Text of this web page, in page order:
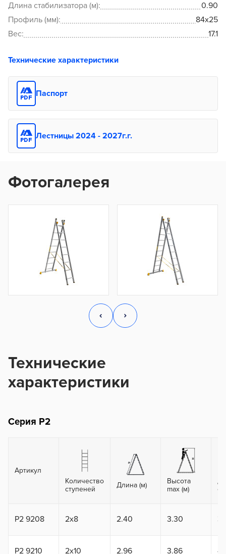
Длина стабилизатора (м):
0.90
Профиль (мм):
84x25
Вес:
17.1
Технические характеристики
Паспорт
Лестницы 2024 - 2027г.г.
Фотогалерея
Технические
характеристики
Серия P2
Артикул
Количество
ступеней
Длина (м)
Высота
max (м)
P2 9208 2x8 2.40 3.30
P2 9210 2x10 2.96 3.86